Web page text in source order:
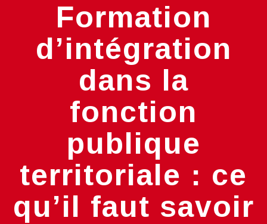
Formation
d’intégration
dans la
fonction
publique
territoriale : ce
qu’il faut savoir